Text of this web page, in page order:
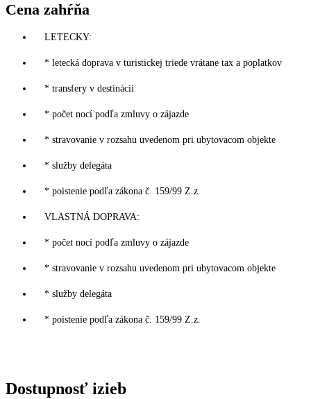
Cena zahŕňa
LETECKY:
* letecká doprava v turistickej triede vrátane tax a poplatkov
* transfery v destinácii
* počet nocí podľa zmluvy o zájazde
* stravovanie v rozsahu uvedenom pri ubytovacom objekte
* služby delegáta
* poistenie podľa zákona č. 159/99 Z.z.
VLASTNÁ DOPRAVA:
* počet nocí podľa zmluvy o zájazde
* stravovanie v rozsahu uvedenom pri ubytovacom objekte
* služby delegáta
* poistenie podľa zákona č. 159/99 Z.z.
Dostupnosť izieb